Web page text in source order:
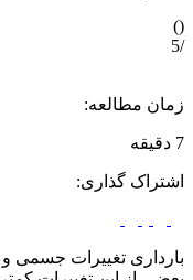
(
)
/5
زمان مطالعه:
7 دقیقه
اشتراک گذاری:
بارداری تغییرات جسمی و